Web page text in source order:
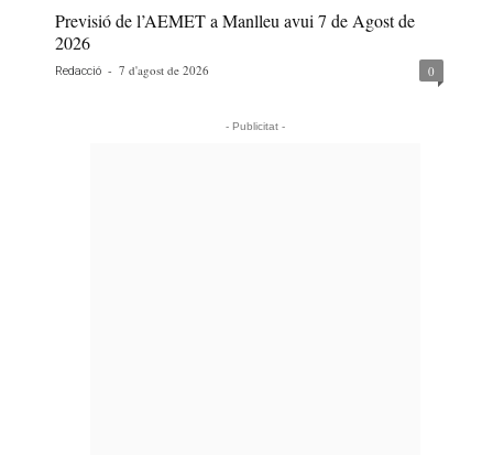
Previsió de l’AEMET a Manlleu avui 7 de Agost de
2026
Redacció - 7 d'agost de 2026 0
- Publicitat -